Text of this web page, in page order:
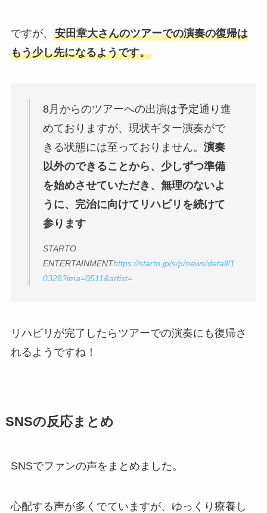
ですが、 安田章大さんのツアーでの演奏の復帰は
もう少し先になるようです。
8月からのツアーへの出演は予定通り進
めておりますが、現状ギター演奏がで
きる状態には至っておりません。 演奏
以外のできることから、少しずつ準備
を始めさせていただき、無理のないよ
うに、完治に向けてリハビリを続けて
参ります
STARTO
ENTERTAINMENThttps://starto.jp/s/p/news/detail/1
0328?ima=0511&artist=
リハビリが完了したらツアーでの演奏にも復帰さ
れるようですね！
SNSの反応まとめ
SNSでファンの声をまとめました。
心配する声が多くでていますが、ゆっくり療養し